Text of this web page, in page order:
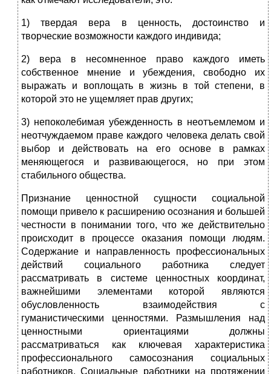
1) твердая вера в ценность, достоинство и
творческие возможности каждого индивида;
2) вера в несомненное право каждого иметь
собственное мнение и убеждения, свободно их
выражать и воплощать в жизнь в той степени, в
которой это нe ущемляет прав других;
3) непоколебимая убежденность в неотъемлемом и
неотчуждаемом праве каждого человека делать свой
выбор и действовать на его основе в рамках
меняющегося и развивающегося, но при этом
стабильного общества.
Признание ценностной сущности социальной
помощи привело к расширению осознания и большей
честности в понимании того, что же действительно
происходит в процессе оказания помощи людям.
Содержание и направленность профессиональных
действий социального работника следует
рассматривать в системе ценностных координат,
важнейшими элементами которой являются
обусловленность взаимодействия с
гуманистическими ценностями. Размышления над
ценностными ориентациями должны
рассматриваться как ключевая характеристика
профессионального самосознания социальных
работников. Социальные работники нa протяжении